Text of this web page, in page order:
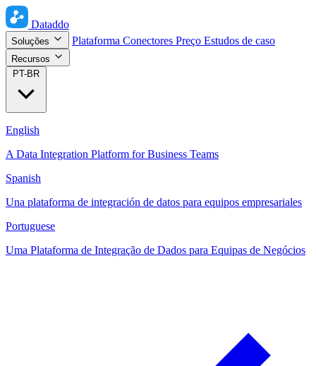
Dataddo
Soluções Plataforma Conectores Preço Estudos de caso
Recursos
PT-BR
English
A Data Integration Platform for Business Teams
Spanish
Una plataforma de integración de datos para equipos empresariales
Portuguese
Uma Plataforma de Integração de Dados para Equipas de Negócios